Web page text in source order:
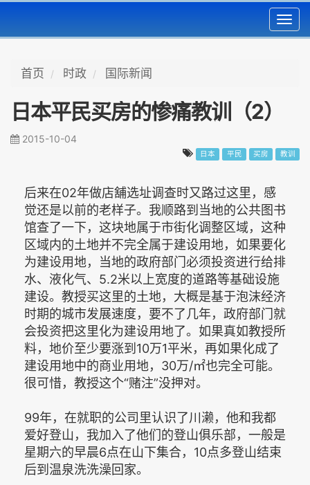
首页 时政 国际新闻
日本平民买房的惨痛教训（2）
2015-10-04
日本 平民 买房 教训
后来在02年做店舖选址调查时又路过这里，感
觉还是以前的老样子。我顺路到当地的公共图书
馆查了一下，这块地属于市街化调整区域，这种
区域内的土地并不完全属于建设用地，如果要化
为建设用地，当地的政府部门必须投资进行给排
水、液化气、5.2米以上宽度的道路等基础设施
建设。教授买这里的土地，大概是基于泡沫经济
时期的城市发展速度，要不了几年，政府部门就
会投资把这里化为建设用地了。如果真如教授所
料，地价至少要涨到10万1平米，再如果化成了
建设用地中的商业用地，30万/㎡也完全可能。
很可惜，教授这个“赌注”没押对。
99年，在就职的公司里认识了川濑，他和我都
爱好登山，我加入了他们的登山俱乐部，一般是
星期六的早晨6点在山下集合，10点多登山结束
后到温泉洗洗澡回家。